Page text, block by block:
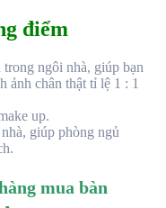
điểm
ngôi nhà, giúp bạn
ảnh chân thật tỉ lệ 1 : 1
up.
giúp phòng ngủ
mua bàn